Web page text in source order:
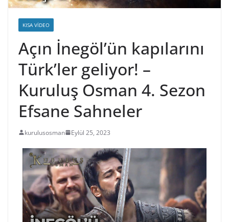
KISA VIDEO
Açın İnegöl’ün kapılarını
Türk’ler geliyor! –
Kuruluş Osman 4. Sezon
Efsane Sahneler
kurulusosman Eylül 25, 2023